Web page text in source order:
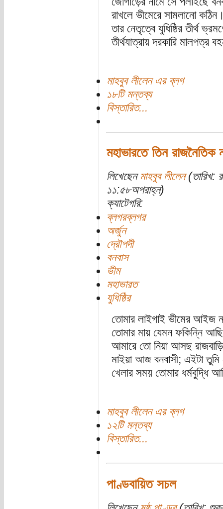
রাখলে ভীমেরে সামলানো
তার নেতৃত্বে যুধিষ্ঠির তীর্থ
তীর্থযাত্রায় দরকারি মালপত্র
মাহবুব লীলেন এর ব্লগ
১৮টি মন্তব্য
বিস্তারিত...
মহাভারতে তিন
লিখেছেন মাহবুব লীলেন(তারিখ:
১১:৫৮অপরাহ্ন)
ক্যাটেগরি:
ব্লগরব্লগর
অর্জুন
দ্রৌপদী
বনবাস
ভীম
মহাভারত
যুধিষ্ঠির
তোমার লাইগাই ভীমের আইজ
তোমার মায় যেমন ফকিন্নি
আমারে তো নিয়া আসছ
মাইয়া আজ বনবাসী; এইটা
খেলার সময় তোমার ধর্মবুদ্ধি
মাহবুব লীলেন এর ব্লগ
১২টি মন্তব্য
বিস্তারিত...
পাণ্ডবায়িত সচল